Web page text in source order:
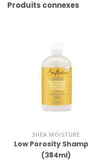
Produits connexes
SHEA MOISTURE
Low Porosity
(384ml)